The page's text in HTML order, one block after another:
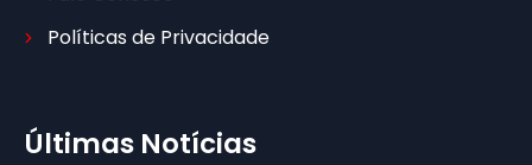
Políticas de Privacidade
Últimas Notícias